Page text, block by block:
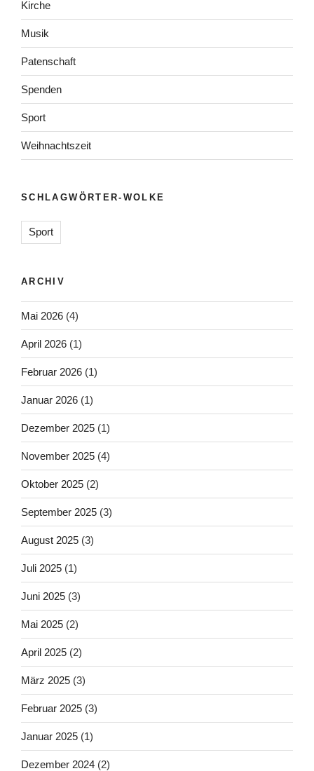
Kirche
Musik
Patenschaft
Spenden
Sport
Weihnachtszeit
SCHLAGWÖRTER-WOLKE
Sport
ARCHIV
Mai 2026 (4)
April 2026 (1)
Februar 2026 (1)
Januar 2026 (1)
Dezember 2025 (1)
November 2025 (4)
Oktober 2025 (2)
September 2025 (3)
August 2025 (3)
Juli 2025 (1)
Juni 2025 (3)
Mai 2025 (2)
April 2025 (2)
März 2025 (3)
Februar 2025 (3)
Januar 2025 (1)
Dezember 2024 (2)